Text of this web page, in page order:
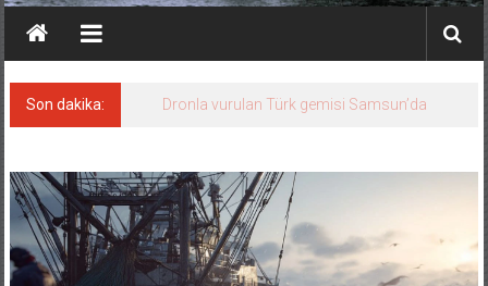
Son dakika: Dronla vurulan Türk gemisi Samsun’da